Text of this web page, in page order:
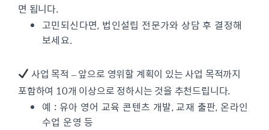
면 됩니다.
고민되신다면, 법인설립 전문가와 상담 후 결정해
보세요.
사업 목적 – 앞으로 영위할 계획이 있는 사업 목적까지
포함하여 10개 이상으로 정하시는 것을 추천드립니다.
예 : 유아 영어 교육 콘텐츠 개발, 교재 출판, 온라인
수업 운영 등